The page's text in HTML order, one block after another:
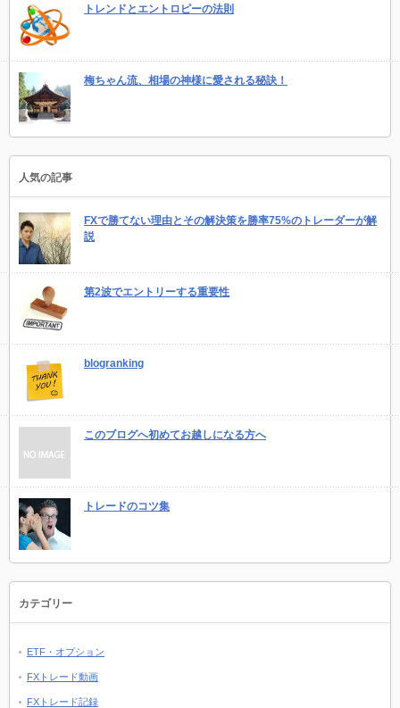
トレンドとエントロピーの法則
梅ちゃん流、相場の神様に愛される秘訣！
人気の記事
FXで勝てない理由とその解決策を勝率75%のトレーダーが解
説
第2波でエントリーする重要性
blogranking
このブログへ初めてお越しになる方へ
トレードのコツ集
カテゴリー
ETF・オプション
FXトレード動画
FXトレード記録